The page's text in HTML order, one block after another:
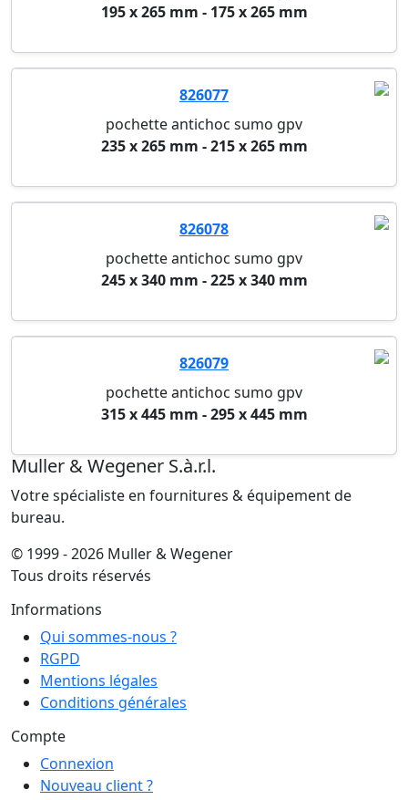
195 x 265 mm - 175 x 265 mm
826077
pochette antichoc sumo gpv
235 x 265 mm - 215 x 265 mm
826078
pochette antichoc sumo gpv
245 x 340 mm - 225 x 340 mm
826079
pochette antichoc sumo gpv
315 x 445 mm - 295 x 445 mm
Muller & Wegener S.à.r.l.
Votre spécialiste en fournitures & équipement de
bureau.
© 1999 - 2026 Muller & Wegener
Tous droits réservés
Informations
Qui sommes-nous ?
RGPD
Mentions légales
Conditions générales
Compte
Connexion
Nouveau client ?